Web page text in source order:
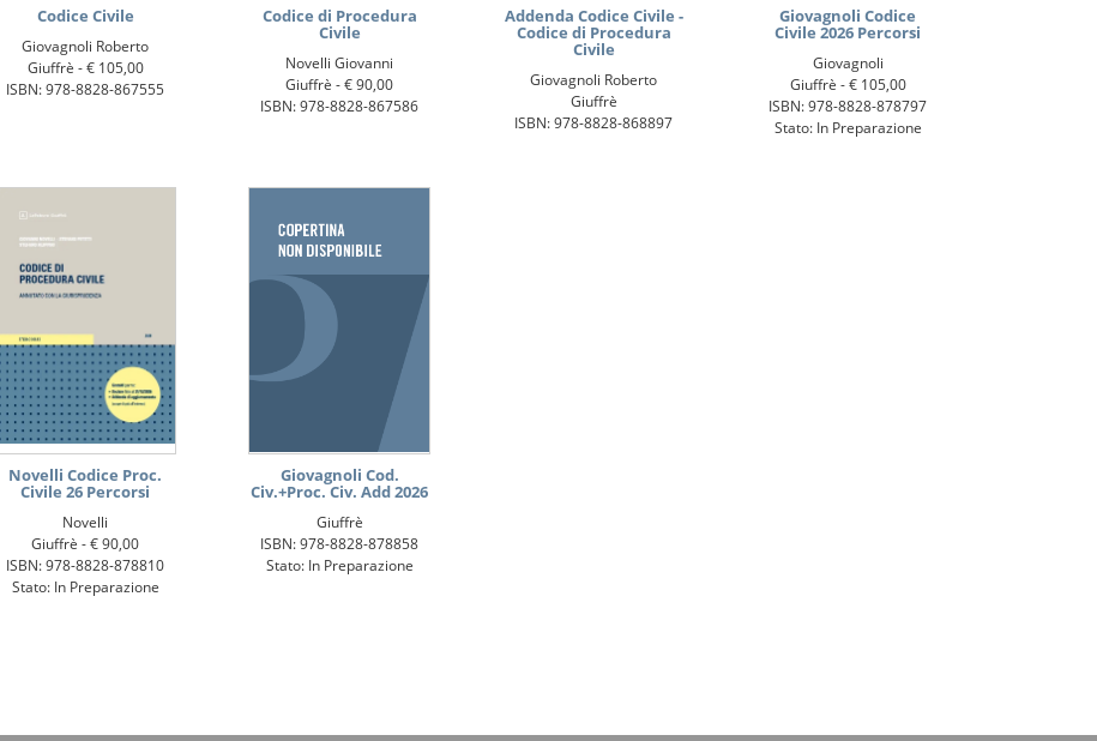
Codice Civile
Giovagnoli Roberto
Giuffrè -€ 105,00
ISBN: 978-8828-867555
Codice di Procedura
Civile
Novelli Giovanni
Giuffrè -€ 90,00
ISBN: 978-8828-867586
Addenda Codice Civile -
Codice di Procedura
Civile
Giovagnoli Roberto
Giuffrè
ISBN: 978-8828-868897
Giovagnoli Codice
Civile 2026 Percorsi
Giovagnoli
Giuffrè -€ 105,00
ISBN: 978-8828-878797
Stato: In Preparazione
Novelli Codice Proc.
Civile 26 Percorsi
Novelli
Giuffrè -€ 90,00
ISBN: 978-8828-878810
Stato: In Preparazione
Giovagnoli Cod.
Civ.+Proc. Civ. Add 2026
Giuffrè
ISBN: 978-8828-878858
Stato: In Preparazione